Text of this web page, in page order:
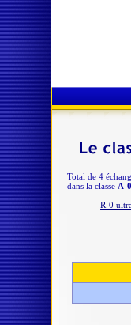
Total de 4
dans la classe A-0
R-0